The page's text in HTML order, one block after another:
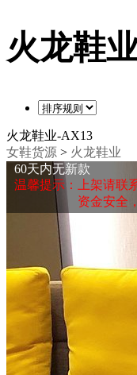
火龙鞋
火龙鞋业-AX13
女鞋货源 > 火龙鞋业
60天内无新款
温馨提示：上架请联
资金安全